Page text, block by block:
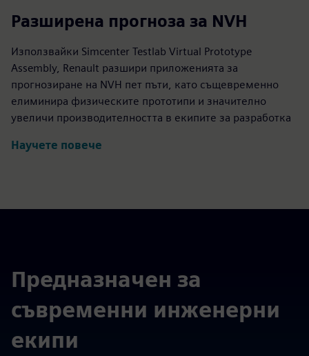
5х
Разширена прогноза за NVH
Използвайки Simcenter Testlab Virtual Prototype
Assembly, Renault разшири приложенията за
прогнозиране на NVH пет пъти, като същевременно
елиминира физическите прототипи и значително
увеличи производителността в екипите за разработка
Научете повече
Предназначен за
съвременни инженерни
екипи